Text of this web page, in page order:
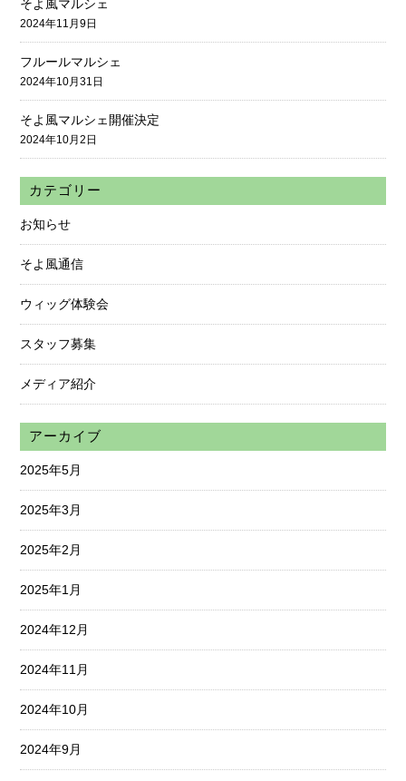
そよ風マルシェ
2024年11月9日
フルールマルシェ
2024年10月31日
そよ風マルシェ開催決定
2024年10月2日
カテゴリー
お知らせ
そよ風通信
ウィッグ体験会
スタッフ募集
メディア紹介
アーカイブ
2025年5月
2025年3月
2025年2月
2025年1月
2024年12月
2024年11月
2024年10月
2024年9月